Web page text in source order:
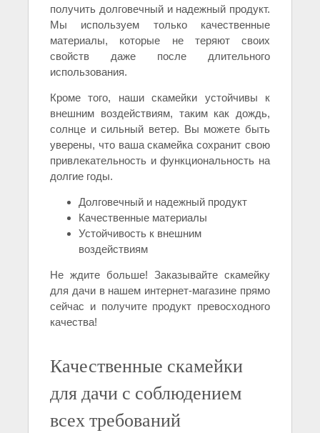
получить долговечный и надежный продукт.
Мы используем только качественные
материалы, которые не теряют своих
свойств даже после длительного
использования.
Кроме того, наши скамейки устойчивы к
внешним воздействиям, таким как дождь,
солнце и сильный ветер. Вы можете быть
уверены, что ваша скамейка сохранит свою
привлекательность и функциональность на
долгие годы.
Долговечный и надежный продукт
Качественные материалы
Устойчивость к внешним
воздействиям
Не ждите больше! Заказывайте скамейку
для дачи в нашем интернет-магазине прямо
сейчас и получите продукт превосходного
качества!
Качественные скамейки
для дачи с соблюдением
всех требований